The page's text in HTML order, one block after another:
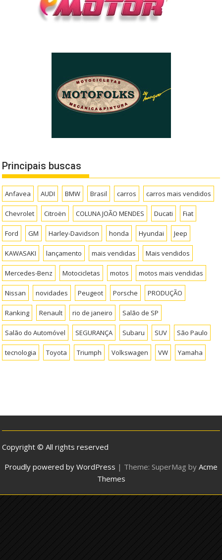
Principais buscas
Anfavea AUDI BMW Brasil carros carros mais vendidos
Chevrolet Citroën COLUNA JOÃO MENDES Ducati Fiat
Ford GM Harley-Davidson honda Hyundai Jeep
KAWASAKI lançamento mais vendidas Mais vendidos
Mercedes-Benz Motocicletas motos motos mais vendidas
Nissan novidades Peugeot Porsche PRODUÇÃO
Ranking Renault rio de janeiro Salão de SP
Salão do Automóvel SEGURANÇA Subaru SUV São Paulo
tecnologia Toyota Triumph Volkswagen VW Yamaha
Copyright © All rights reserved
Proudly powered by WordPress | Theme: SuperMag by Acme
Themes